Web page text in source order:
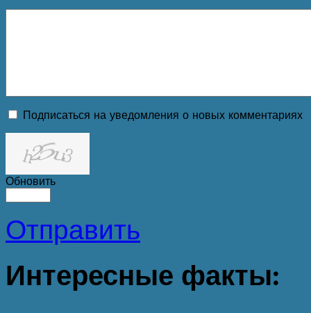
Подписаться на уведомления о новых комментариях
Обновить
Отправить
Интересные факты: